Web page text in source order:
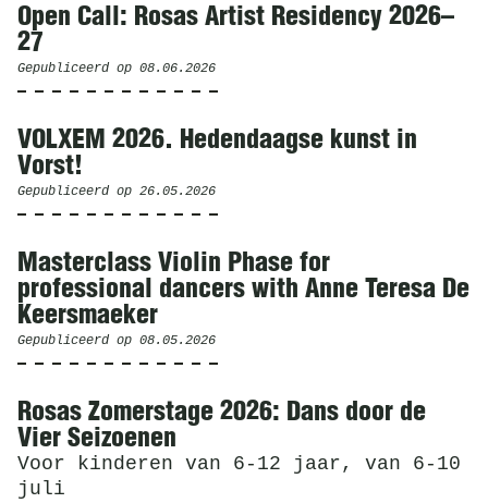
Open Call: Rosas Artist Residency 2026–
27
Gepubliceerd op 08.06.2026
VOLXEM 2026. Hedendaagse kunst in
Vorst!
Gepubliceerd op 26.05.2026
Masterclass Violin Phase for
professional dancers with Anne Teresa De
Keersmaeker
Gepubliceerd op 08.05.2026
Rosas Zomerstage 2026: Dans door de
Vier Seizoenen
Voor kinderen van 6-12 jaar, van 6-10
juli